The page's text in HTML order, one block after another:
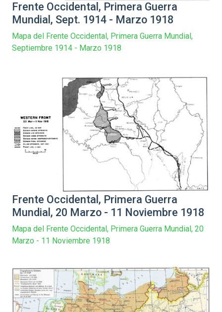
Frente Occidental, Primera Guerra
Mundial, Sept. 1914 - Marzo 1918
Mapa del Frente Occidental, Primera Guerra Mundial,
Septiembre 1914 - Marzo 1918
Frente Occidental, Primera Guerra
Mundial, 20 Marzo - 11 Noviembre 1918
Mapa del Frente Occidental, Primera Guerra Mundial, 20
Marzo - 11 Noviembre 1918